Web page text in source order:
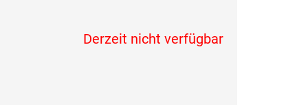
Derzeit nicht verfügbar